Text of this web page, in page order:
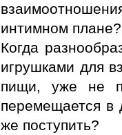
интимном плане?
Когда
игрушками для
пищи, уже не
перемещается в
же поступить?